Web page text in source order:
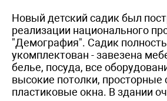
Новый детский садик был
реализации национального
"Демография". Садик
укомплектован - завезена
белье, посуда, все
высокие потолки, просторные
пластиковые окна. В здании